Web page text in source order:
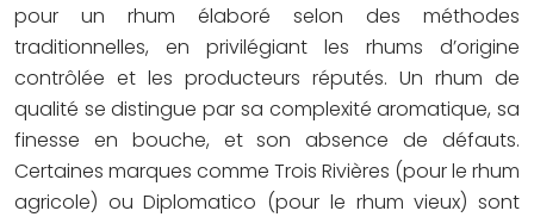
pour un rhum élaboré selon des méthodes
traditionnelles, en privilégiant les rhums d’origine
contrôlée et les producteurs réputés. Un rhum de
qualité se distingue par sa complexité aromatique, sa
finesse en bouche, et son absence de défauts.
Certaines marques comme Trois Rivières (pour le rhum
agricole) ou Diplomatico (pour le rhum vieux) sont